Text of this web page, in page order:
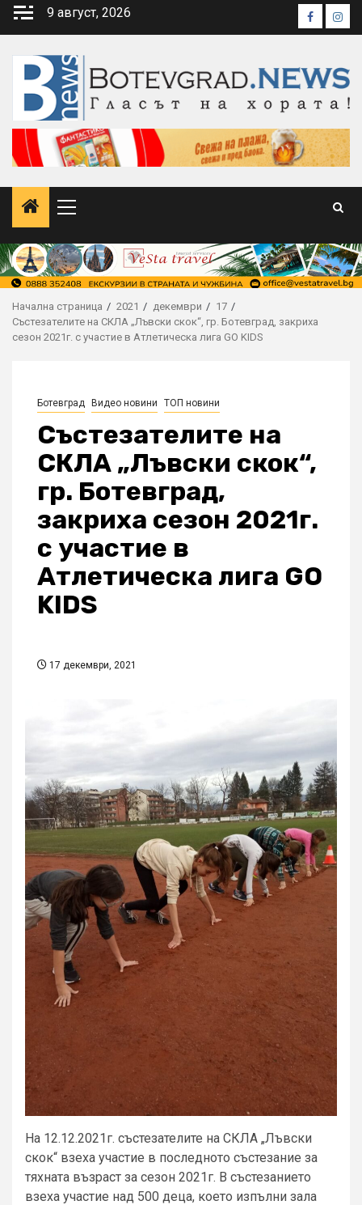
Skip
9 август, 2026 Facebook
Primary
Начална страница 2021 декември
17
Състезателите на СКЛА „Лъвски скок“, гр. Ботевград, закриха
сезон 2021г. с участие в Атлетическа лига GO KIDS
Ботевград Видео новини ТОП новини
Състезателите на
СКЛА „Лъвски скок“,
гр. Ботевград,
закриха сезон 2021г.
с участие в
Атлетическа лига GO
KIDS
17 декември, 2021
На 12.12.2021г. състезателите на СКЛА „Лъвски
скок“ взеха участие в последното състезание за
тяхната възраст за сезон 2021г. В състезанието
взеха участие над 500 деца, което изпълни зала